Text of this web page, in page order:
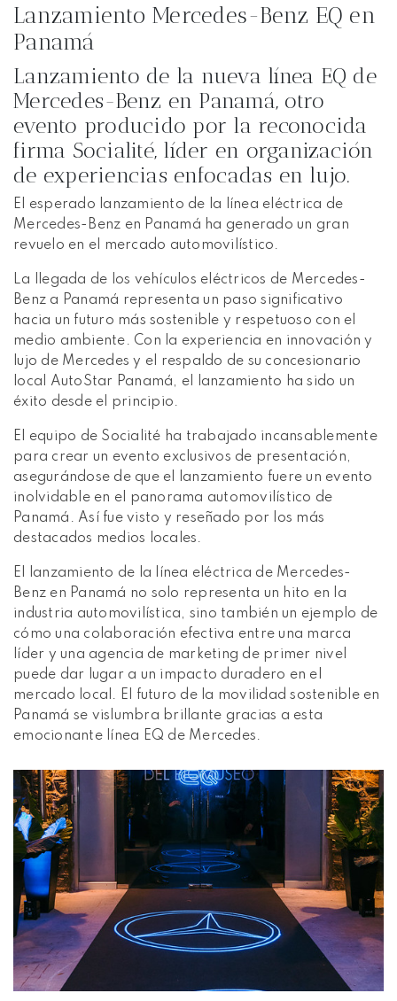
Lanzamiento Mercedes-Benz EQ en
Panamá
Lanzamiento de la nueva línea EQ de
Mercedes-Benz en Panamá, otro
evento producido por la reconocida
firma Socialité, líder en organización
de experiencias enfocadas en lujo.
El esperado lanzamiento de la línea eléctrica de
Mercedes-Benz en Panamá ha generado un gran
revuelo en el mercado automovilístico.
La llegada de los vehículos eléctricos de Mercedes-
Benz a Panamá representa un paso significativo
hacia un futuro más sostenible y respetuoso con el
medio ambiente. Con la experiencia en innovación y
lujo de Mercedes y el respaldo de su concesionario
local AutoStar Panamá, el lanzamiento ha sido un
éxito desde el principio.
El equipo de Socialité ha trabajado incansablemente
para crear un evento exclusivos de presentación,
asegurándose de que el lanzamiento fuere un evento
inolvidable en el panorama automovilístico de
Panamá. Así fue visto y reseñado por los más
destacados medios locales.
El lanzamiento de la línea eléctrica de Mercedes-
Benz en Panamá no solo representa un hito en la
industria automovilística, sino también un ejemplo de
cómo una colaboración efectiva entre una marca
líder y una agencia de marketing de primer nivel
puede dar lugar a un impacto duradero en el
mercado local. El futuro de la movilidad sostenible en
Panamá se vislumbra brillante gracias a esta
emocionante línea EQ de Mercedes.